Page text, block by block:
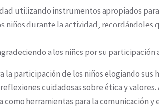
utilizando instrumentos apropiados
niños durante la actividad, recordándoles
a los niños por su participación
la participación de los niños elogiando sus
cuidadosas sobre ética y valores.
como herramientas para la comunicación y